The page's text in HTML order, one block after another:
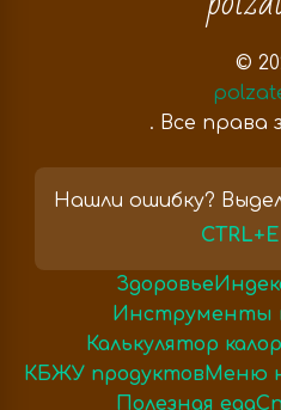
©
. Все права
Нашли ошибку?
Здоровье
Инструменты
Калькулятор
КБЖУ продуктов Меню
Полезная еда